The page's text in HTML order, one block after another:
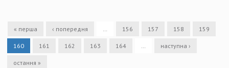
« перша ‹ попередня 156 157 158 159
160 161 162 163 164 наступна ›
остання »